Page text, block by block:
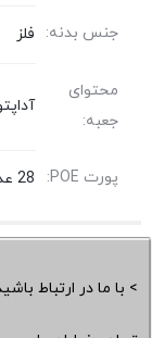
جنس بدنه: فلز
محتوای
جعبه:
پورت POE: 28 عدد
> با ما در ارتباط